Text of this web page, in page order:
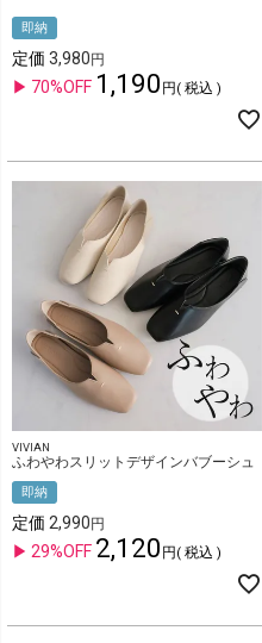
即納
定価 3,980
70%OFF 1,190 税込
VIVIAN
ふわやわスリットデザインバブーシュ
即納
定価 2,990
29%OFF 2,120 税込